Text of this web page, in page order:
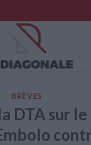
BRÈVES
DTA sur